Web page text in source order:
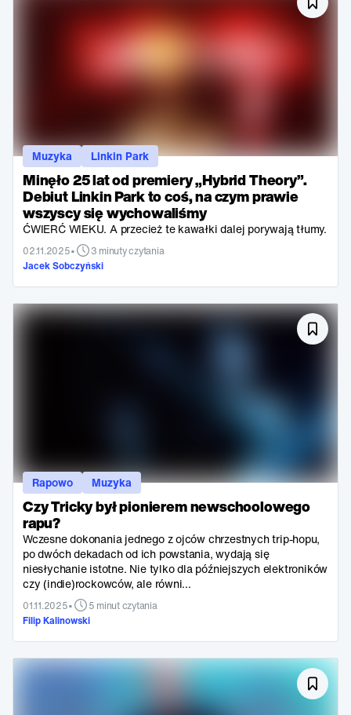
Minęło 25 lat od premiery „Hybrid Theory”.
Debiut Linkin Park to coś, na czym prawie
wszyscy się wychowaliśmy
ĆWIERĆ WIEKU. A przecież te kawałki dalej porywają tłumy.
02.11.2025•
3 minuty czytania
Jacek Sobczyński
Muzyka Linkin Park
Czy Tricky był pionierem newschoolowego
rapu?
Wczesne dokonania jednego z ojców chrzestnych trip-hopu,
po dwóch dekadach od ich powstania, wydają się
niesłychanie istotne. Nie tylko dla późniejszych elektroników
czy (indie)rockowców, ale równi...
01.11.2025•
5 minut czytania
Filip Kalinowski
Rapowo Muzyka